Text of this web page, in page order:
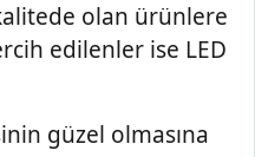
olan ürünlere
edilenler ise LED
güzel olmasına